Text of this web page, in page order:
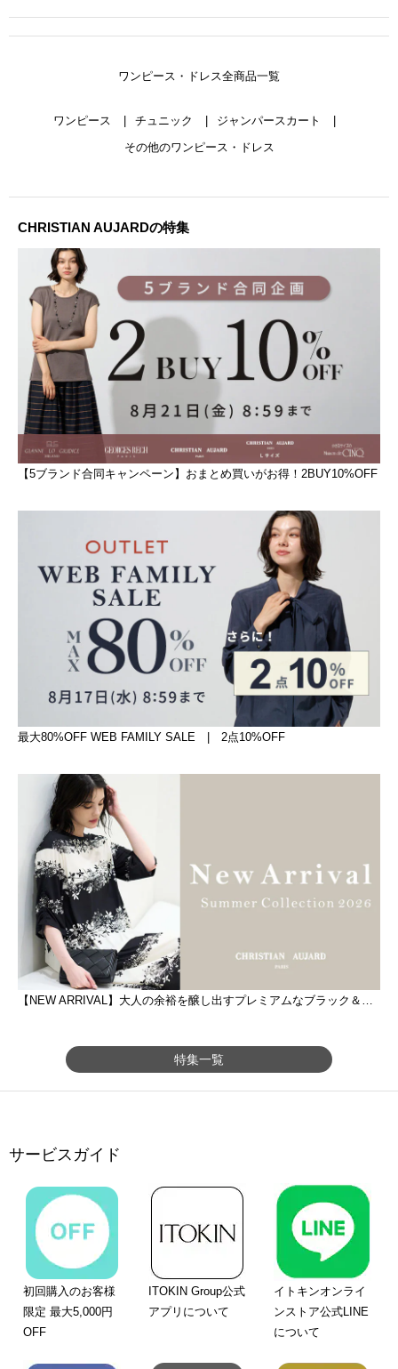
ワンピース・ドレス全商品一覧
ワンピース チュニック
ジャンパースカート
その他のワンピース・ドレス
CHRISTIAN AUJARDの特集
【5ブランド合同キャンペーン】おまとめ買いがお得！2BUY10%OFF
最大80%OFF WEB FAMILY SALE | 2点10%OFF
【NEW ARRIVAL】大人の余裕を醸し出すプレミアムなブラック＆ホワイト
特集一覧
サービスガイド
初回購入のお客様
限定 最大5,000円
OFF
ITOKIN Group公式
アプリについて
イトキンオンライ
ンストア公式LINE
について